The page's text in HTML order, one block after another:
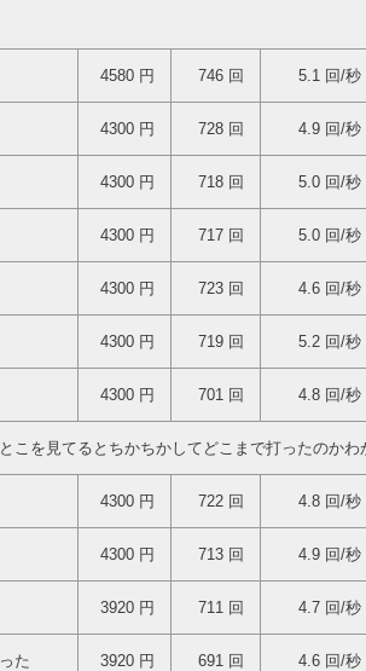
4580 円 746 回 5.1 回/秒
4300 円 728 回 4.9 回/秒
4300 円 718 回 5.0 回/秒
4300 円 717 回 5.0 回/秒
4300 円 723 回 4.6 回/秒
4300 円 719 回 5.2 回/秒
4300 円 701 回 4.8 回/秒
こを見てるとちかちかしてどこまで打ったのかわ
4300 円 722 回 4.8 回/秒
4300 円 713 回 4.9 回/秒
3920 円 711 回 4.7 回/秒
た 3920 円 691 回 4.6 回/秒